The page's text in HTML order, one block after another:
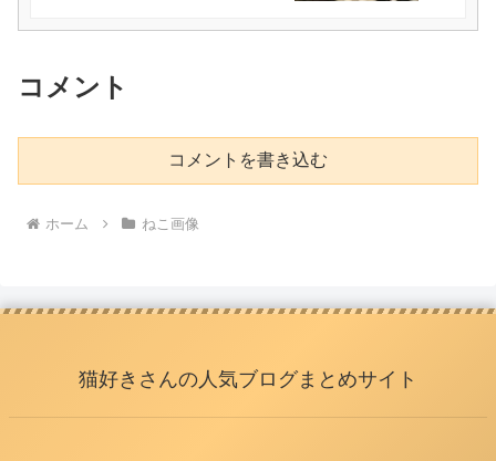
コメント
コメントを書き込む
ホーム ねこ画像
猫好きさんの人気ブログまとめサイト